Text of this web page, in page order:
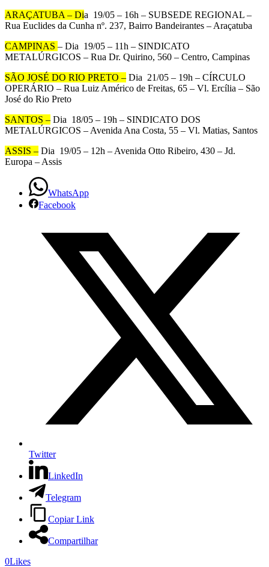
ARAÇATUBA – Dia 19/05 – 16h – SUBSEDE REGIONAL –
Rua Euclides da Cunha nº. 237, Bairro Bandeirantes – Araçatuba
CAMPINAS – Dia 19/05 – 11h – SINDICATO
METALÚRGICOS – Rua Dr. Quirino, 560 – Centro, Campinas
SÃO JOSÉ DO RIO PRETO – Dia 21/05 – 19h – CÍRCULO
OPERÁRIO – Rua Luiz Américo de Freitas, 65 – Vl. Ercília – São
José do Rio Preto
SANTOS – Dia 18/05 – 19h – SINDICATO DOS
METALÚRGICOS – Avenida Ana Costa, 55 – Vl. Matias, Santos
ASSIS – Dia 19/05 – 12h – Avenida Otto Ribeiro, 430 – Jd.
Europa – Assis
WhatsApp
Facebook
Twitter
LinkedIn
Telegram
Copiar Link
Compartilhar
0Likes